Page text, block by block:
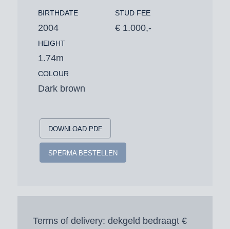
BIRTHDATE
2004
HEIGHT
1.74m
COLOUR
Dark brown
STUD FEE
€ 1.000,-
DOWNLOAD PDF
SPERMA BESTELLEN
Terms of delivery: dekgeld bedraagt €